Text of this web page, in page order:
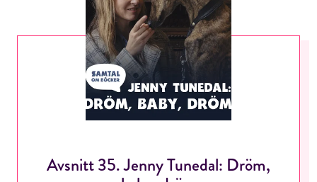
Avsnitt 35. Jenny Tunedal: Dröm,